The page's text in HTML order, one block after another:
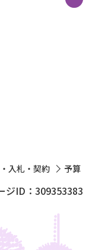
入札・契約 予算
ジID：309353383